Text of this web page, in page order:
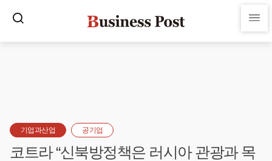
기업과산업 공기업
코트라 “신북방정책은 러시아 관광과 목